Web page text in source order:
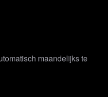
maandelijks te